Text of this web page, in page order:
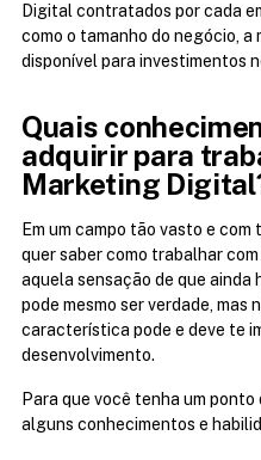
Digital contratados por cada
como o tamanho do negócio,
disponível para investimentos
Quais
adquirir para
Marketing
Em um campo tão vasto e
quer saber como trabalhar
aquela sensação de que ainda
pode mesmo ser verdade, mas
característica pode e deve te
desenvolvimento.
Para que você tenha um
alguns conhecimentos e